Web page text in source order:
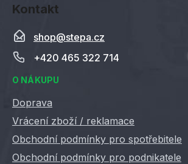
Kontakt
shop@stepa.cz
+420 465 322 714
O NÁKUPU
Doprava
Vrácení zboží / reklamace
Obchodní podmínky pro spotřebitele
Obchodní podmínky pro podnikatele